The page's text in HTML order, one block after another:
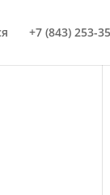
+7 (843) 253-